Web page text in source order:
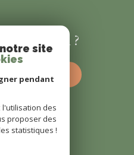
?
dès à présent
site
pendant
l'utilisation des
proposer des
statistiques !